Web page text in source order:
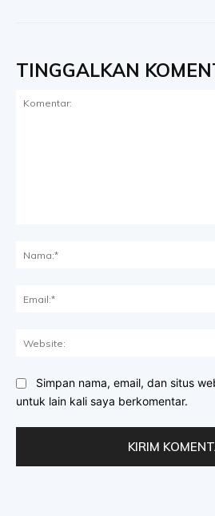
TINGGALKAN
Simpan nama, email, dan situs
untuk lain kali saya berkomentar.